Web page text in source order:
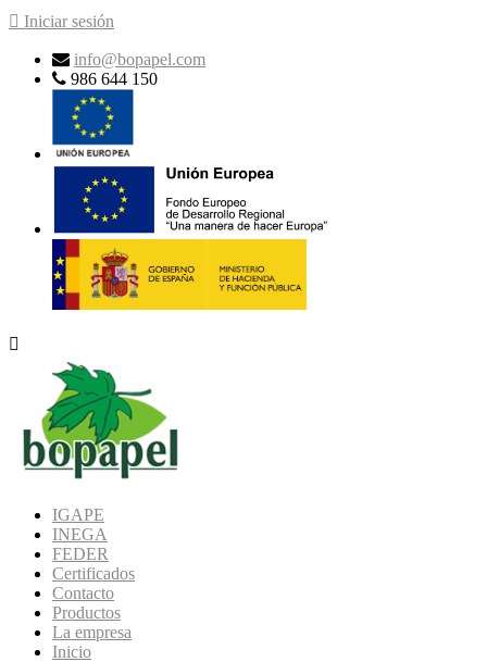
 Iniciar sesión
info@bopapel.com
986 644 150

IGAPE
INEGA
FEDER
Certificados
Contacto
Productos
La empresa
Inicio